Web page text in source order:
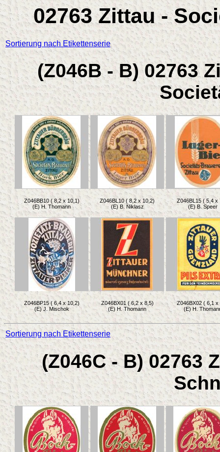
02763 Zittau -
Sortierung nach Etikettenserie
(Z046B - B) 02763
Z046BB10 ( 8,2 x 10,1)
(E) H. Thomann
Z046BL10 ( 8,2 x 10,2)
(E) B. Niklasz
Z046BL15 ( 5,4 x
(E) B. Speer
Z046BP15 ( 6,4 x 10,2)
(E) J. Mischok
Z046BX01 ( 6,2 x 8,5)
(E) H. Thomann
Z046BX02 ( 6,1 x
(E) H.
Sortierung nach Etikettenserie
(Z046C - B) 02763